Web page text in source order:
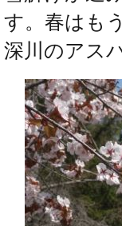
す。春はも
深川のアス